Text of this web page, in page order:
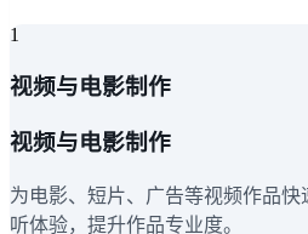
1
视频与电影制作
视频与电影制作
为电影、短片、广告等视频作品
听体验，提升作品专业度。